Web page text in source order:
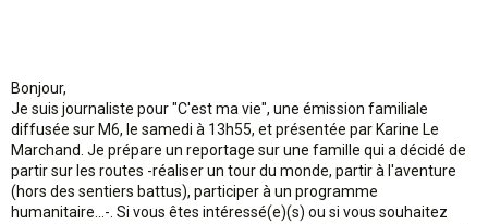
Bonjour,
Je suis journaliste pour "C'est ma vie", une émission familiale
diffusée sur M6, le samedi à 13h55, et présentée par Karine Le
Marchand. Je prépare un reportage sur une famille qui a décidé de
partir sur les routes -réaliser un tour du monde, partir à l'aventure
(hors des sentiers battus), participer à un programme
humanitaire...-. Si vous êtes intéressé(e)(s) ou si vous souhaitez